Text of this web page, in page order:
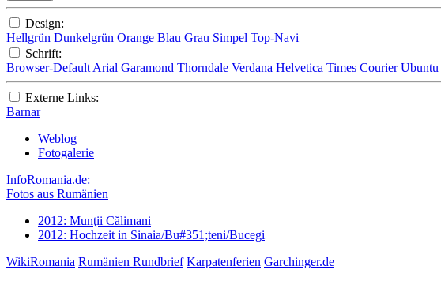
Design:
Hellgrün Dunkelgrün Orange Blau Grau Simpel Top-Navi
Schrift:
Browser-Default Arial Garamond Thorndale Verdana Helvetica Times Courier Ubuntu
Externe Links:
Barnar
Weblog
Fotogalerie
InfoRomania.de:
Fotos aus Rumänien
2012: Munţii Călimani
2012: Hochzeit in Sinaia/Bu#351;teni/Bucegi
WikiRomania Rumänien Rundbrief Karpatenferien Garchinger.de